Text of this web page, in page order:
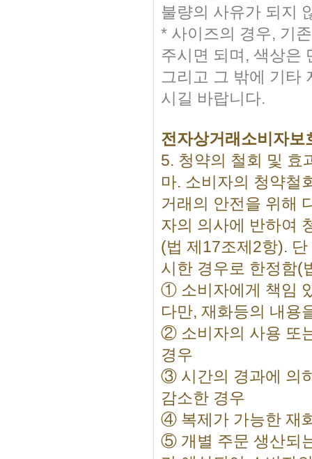
불량의 사유가 되지
* 사이즈의 경우, 기
주시면 되며, 색상은
그리고 그 밖에 기타
시길 바랍니다.
전자상거래소비자보
5. 청약의 철회 및 효
마. 소비자의 청약철
거래의 안전을 위해
자의 의사에 반하여
(법 제17조제2항).
시한 경우로 한정함(
① 소비자에게 책임
다만, 재화등의 내용
② 소비자의 사용 또
경우
③ 시간의 경과에 의
감소한 경우
④ 복제가 가능한 재
⑤ 개별 주문 생산되